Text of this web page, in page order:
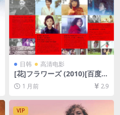
日韩 高清电影
[花]フラワーズ (2010)[百度网
盘+夸克网盘1080P超清未删
减资源][网盘在线播放/下载]
[MP4/7.5GB][中文字幕]
1 月前 2.9
VIP